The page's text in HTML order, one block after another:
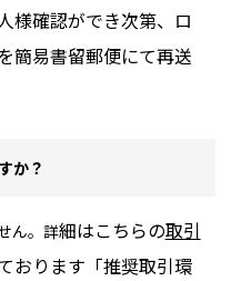
様確認ができ次第、ロ
簡易書留郵便にて再送
か？
ん。詳細はこちらの取引
おります「推奨取引環